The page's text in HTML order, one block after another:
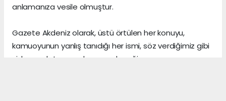
anlamanıza vesile olmuştur.
Gazete Akdeniz olarak, üstü örtülen her konuyu,
kamuoyunun yanlış tanıdığı her ismi, söz verdiğimiz gibi
sizlere anlatmaya devam edeceğiz.